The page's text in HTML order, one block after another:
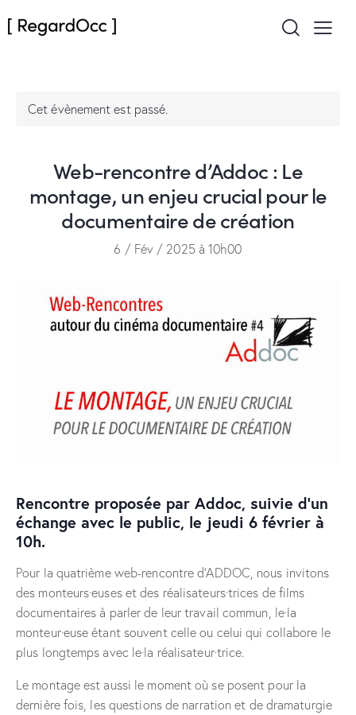
Cet évènement est passé.
Web-rencontre d’Addoc : Le
montage, un enjeu crucial pour le
documentaire de création
6 / Fév / 2025 à 10h00
Rencontre proposée par Addoc, suivie d’un
échange avec le public, le jeudi 6 février à
10h.
Pour la quatrième web-rencontre d’ADDOC, nous invitons
des monteurs·euses et des réalisateurs·trices de films
documentaires à parler de leur travail commun, le·la
monteur·euse étant souvent celle ou celui qui collabore le
plus longtemps avec le·la réalisateur·trice.
Le montage est aussi le moment où se posent pour la
dernière fois, les questions de narration et de dramaturgie